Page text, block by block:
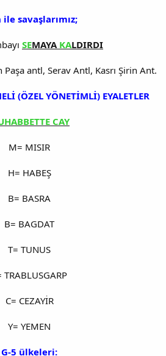
savaşlarımız;
SEMAYA KALDIRDI
antl, Serav Antl, Kasrı Şirin Ant.
(ÖZEL YÖNETİMLİ) EYALETLER
CAY
M= MISIR
H= HABEŞ
B= BASRA
B= BAGDAT
T= TUNUS
TRABLUSGARP
C= CEZAYİR
Y= YEMEN
G-5 ülkeleri: